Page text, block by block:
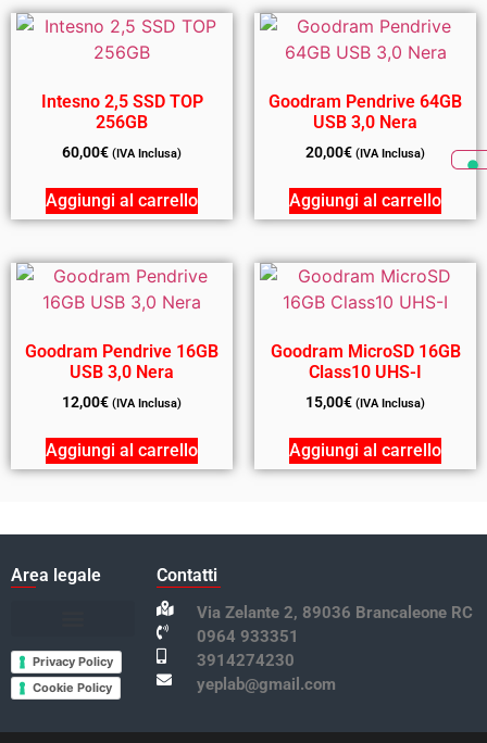
Intesno 2,5 SSD TOP
256GB
60,00€ (IVA Inclusa)
Aggiungi al carrello
Goodram Pendrive 64GB
USB 3,0 Nera
20,00€ (IVA Inclusa)
Aggiungi al carrello
Goodram Pendrive 16GB
USB 3,0 Nera
12,00€ (IVA Inclusa)
Aggiungi al carrello
Goodram MicroSD 16GB
Class10 UHS-I
15,00€ (IVA Inclusa)
Aggiungi al carrello
Area legale
Privacy Policy
Cookie Policy
Contatti
Via Zelante 2, 89036 Brancaleone RC
0964 933351
3914274230
yeplab@gmail.com